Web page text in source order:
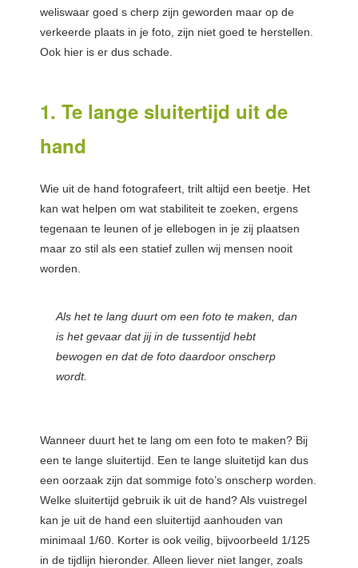
weliswaar goed s cherp zijn geworden maar op de
verkeerde plaats in je foto, zijn niet goed te herstellen.
Ook hier is er dus schade.
1. Te lange sluitertijd uit de
hand
Wie uit de hand fotografeert, trilt altijd een beetje. Het
kan wat helpen om wat stabiliteit te zoeken, ergens
tegenaan te leunen of je ellebogen in je zij plaatsen
maar zo stil als een statief zullen wij mensen nooit
worden.
Als het te lang duurt om een foto te maken, dan
is het gevaar dat jij in de tussentijd hebt
bewogen en dat de foto daardoor onscherp
wordt.
Wanneer duurt het te lang om een foto te maken? Bij
een te lange sluitertijd. Een te lange sluitetijd kan dus
een oorzaak zijn dat sommige foto’s onscherp worden.
Welke sluitertijd gebruik ik uit de hand? Als vuistregel
kan je uit de hand een sluitertijd aanhouden van
minimaal 1/60. Korter is ook veilig, bijvoorbeeld 1/125
in de tijdlijn hieronder. Alleen liever niet langer, zoals